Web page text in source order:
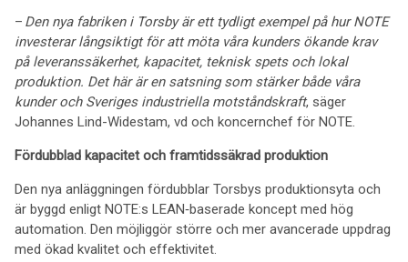
– Den nya fabriken i Torsbyär ett tydligt exempel påhur NOTE
investerar långsiktigt för att möta våra kunders ökande krav
påleveranssäkerhet, kapacitet, teknisk spets och lokal
produktion. Det härär en satsning som stärker både våra
kunder och Sveriges industriella motståndskraft, säger
Johannes Lind-Widestam, vd och koncernchef för NOTE.
Fördubblad kapacitet och framtidssäkrad produktion
Den nya anläggningen fördubblar Torsbys produktionsyta och
är byggd enligt NOTE:s LEAN‑baserade koncept med hög
automation. Den möjliggör större och mer avancerade uppdrag
med ökad kvalitet och effektivitet.